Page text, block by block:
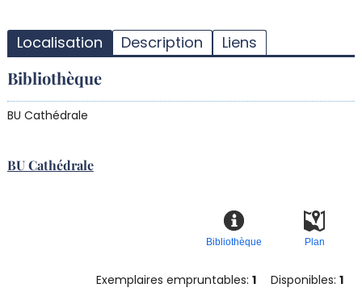
Localisation Description Liens
Bibliothèque
BU Cathédrale
BU Cathédrale
Plan
Bibliothèque
Exemplaires empruntables:1 Disponibles:1